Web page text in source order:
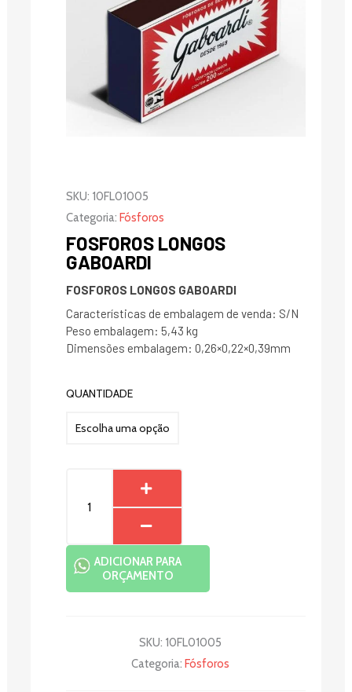
SKU: 10FL01005
Categoria: Fósforos
FOSFOROS LONGOS
GABOARDI
FOSFOROS LONGOS GABOARDI
Características de embalagem de venda: S/N
Peso embalagem: 5,43 kg
Dimensões embalagem: 0,26×0,22×0,39mm
QUANTIDADE
FOSFOROS
ADICIONAR PARA
ORÇAMENTO
SKU: 10FL01005
Categoria: Fósforos